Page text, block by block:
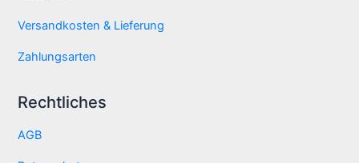
Versandkosten & Lieferung
Zahlungsarten
Rechtliches
AGB